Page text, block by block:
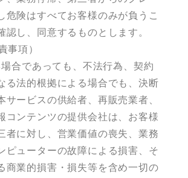
危険はすべてお客様のみが負うこ
認し、同意するものとします。
事項）
場合であっても、不法行為、契約
る法的根拠による場合でも、決断
サービスの供給者、再販売業者、
コンテンツの提供会社は、お客様
者に対し、営業価値の喪失、業務
ピューターの故障による損害、そ
商業的損害・損失等を含め一切の